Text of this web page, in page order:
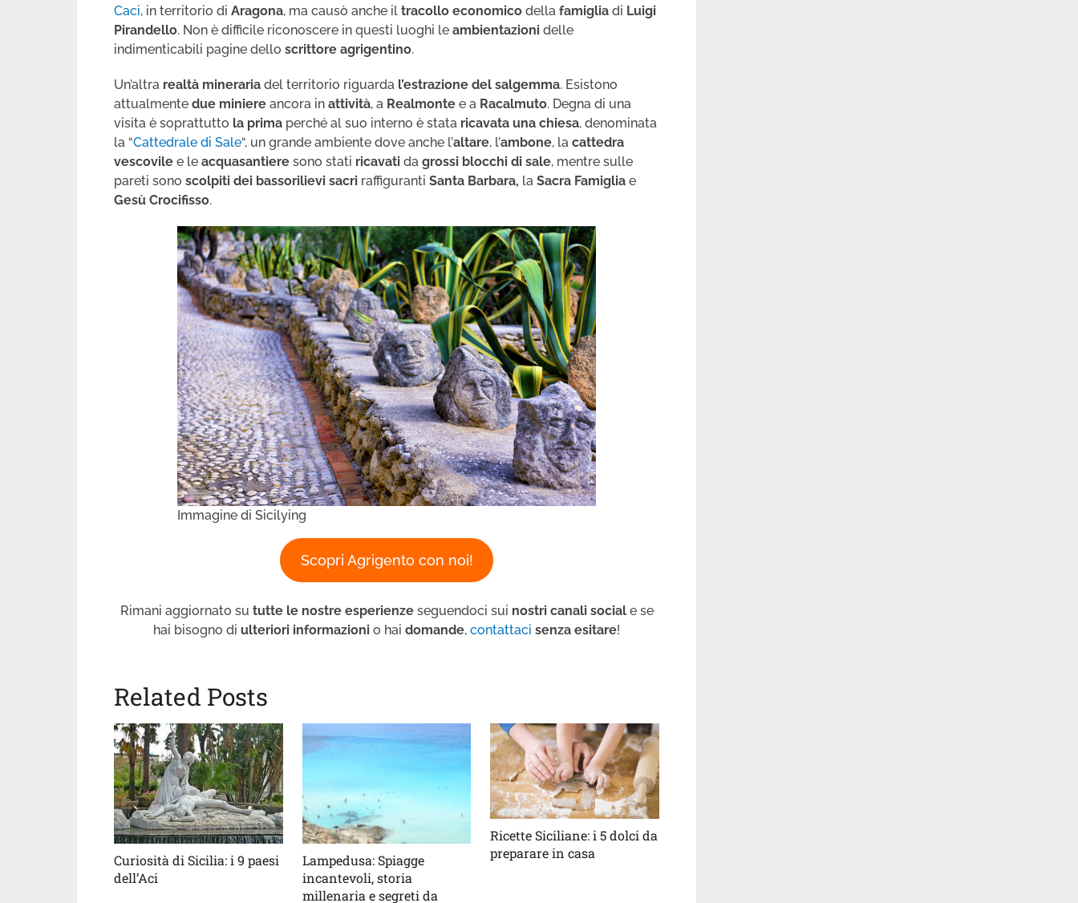
Caci, in territorio di Aragona, ma causò anche il tracollo economico della famiglia di Luigi
Pirandello. Non è difficile riconoscere in questi luoghi le ambientazioni delle
indimenticabili pagine dello scrittore agrigentino.
Un’altra realtà mineraria del territorio riguarda l’estrazione del salgemma. Esistono
attualmente due miniere ancora in attività, a Realmonte e a Racalmuto. Degna di una
visita è soprattutto la prima perché al suo interno è stata ricavata una chiesa, denominata
la “Cattedrale di Sale“, un grande ambiente dove anche l’altare, l’ambone, la cattedra
vescovile e le acquasantiere sono stati ricavati da grossi blocchi di sale, mentre sulle
pareti sono scolpiti dei bassorilievi sacri raffiguranti Santa Barbara, la Sacra Famiglia e
Gesù Crocifisso.
Immagine di Sicilying
Scopri Agrigento con noi!
Rimani aggiornato su tutte le nostre esperienzeseguendoci sui nostri canali sociale se
hai bisogno di ulteriori informazioni o hai domande, contattaci senza esitare!
Related Posts
Curiosità di Sicilia: i 9 paesi
dell’Aci
Lampedusa: Spiagge
incantevoli, storia
millenaria e segreti da
Ricette Siciliane: i 5 dolci da
preparare in casa